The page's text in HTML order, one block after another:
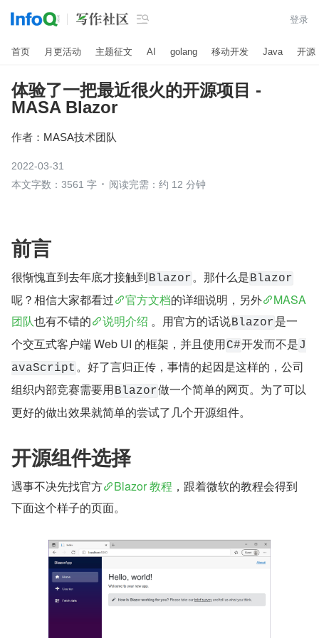
 登录
首页 月更活动 主题征文 AI golang 移动开发 Java 开源
体验了一把最近很火的开源项目 -
MASA Blazor
作者： MASA技术团队
2022-03-31
本文字数：3561 字
阅读完需：约 12 分钟
前言
很惭愧直到去年底才接触到Blazor。那什么是Blazor
呢？相信大家都看过 官方文档的详细说明，另外
MASA
团队也有不错的 说明介绍 。用官方的话说Blazor是一
个交互式客户端 Web UI 的框架，并且使用C#开发而不是J
avaScript 。好了言归正传，事情的起因是这样的，公司
组织内部竞赛需要用Blazor做一个简单的网页。为了可以
更好的做出效果就简单的尝试了几个开源组件。
开源组件选择
遇事不决先找官方 Blazor 教程 ，跟着微软的教程会得到
下面这个样子的页面。